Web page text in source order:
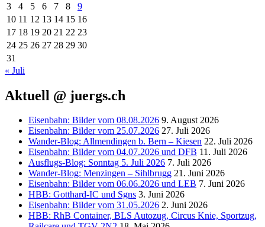
3
4 5 6 7 8
9
10 11 12 13 14 15 16
17 18 19 20 21 22 23
24 25 26 27 28 29 30
31
« Juli
Aktuell @ juergs.ch
Eisenbahn: Bilder vom 08.08.2026 9. August 2026
Eisenbahn: Bilder vom 25.07.2026 27. Juli 2026
Wander-Blog: Allmendingen b. Bern – Kiesen 22. Juli 2026
Eisenbahn: Bilder vom 04.07.2026 und DFB 11. Juli 2026
Ausflugs-Blog: Sonntag 5. Juli 2026 7. Juli 2026
Wander-Blog: Menzingen – Sihlbrugg 21. Juni 2026
Eisenbahn: Bilder vom 06.06.2026 und LEB 7. Juni 2026
HBB: Gotthard-IC und Sgns 3. Juni 2026
Eisenbahn: Bilder vom 31.05.2026 2. Juni 2026
HBB: RhB Container, BLS Autozug, Circus Knie, Sportzug,